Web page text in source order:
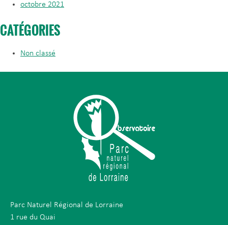
octobre 2021
CATÉGORIES
Non classé
Parc Naturel Régional de Lorraine
1 rue du Quai